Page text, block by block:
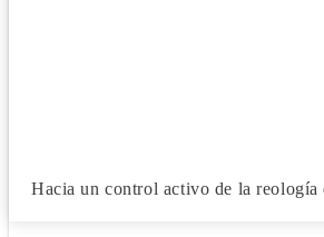
Hacia un control activo de la reología